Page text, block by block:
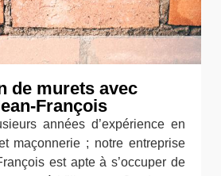
de murets avec
François
années d’expérience en
maçonnerie ; notre entreprise
est apte à s’occuper de